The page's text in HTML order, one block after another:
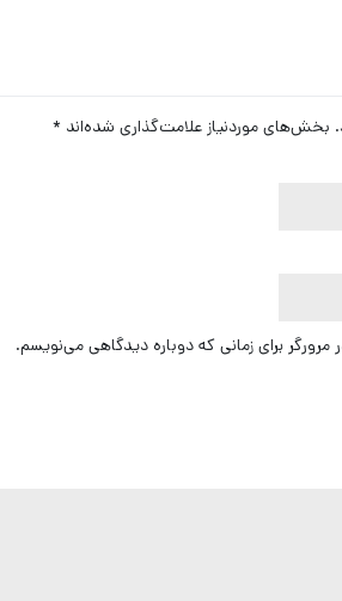
بخش‌های موردنیاز علامت‌گذاری شده‌اند *
برای زمانی که دوباره دیدگاهی می‌نویسم.